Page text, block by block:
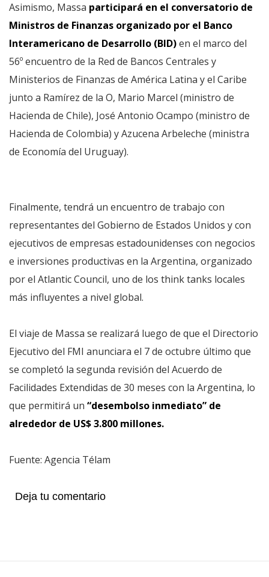
Asimismo, Massa participará en el conversatorio de
Ministros de Finanzas organizado por el Banco
Interamericano de Desarrollo (BID)en el marco del
56º encuentro de la Red de Bancos Centrales y
Ministerios de Finanzas de América Latina y el Caribe
junto a Ramírez de la O, Mario Marcel (ministro de
Hacienda de Chile), José Antonio Ocampo (ministro de
Hacienda de Colombia) y Azucena Arbeleche (ministra
de Economía del Uruguay).
Finalmente, tendrá un encuentro de trabajo con
representantes del Gobierno de Estados Unidos y con
ejecutivos de empresas estadounidenses con negocios
e inversiones productivas en la Argentina, organizado
por el Atlantic Council, uno de los think tanks locales
más influyentes a nivel global.
El viaje de Massa se realizará luego de que el Directorio
Ejecutivo del FMI anunciara el 7 de octubre último que
se completó la segunda revisión del Acuerdo de
Facilidades Extendidas de 30 meses con la Argentina, lo
que permitirá un “desembolso inmediato” de
alrededor de US$ 3.800 millones.
Fuente: Agencia Télam
Deja tu comentario